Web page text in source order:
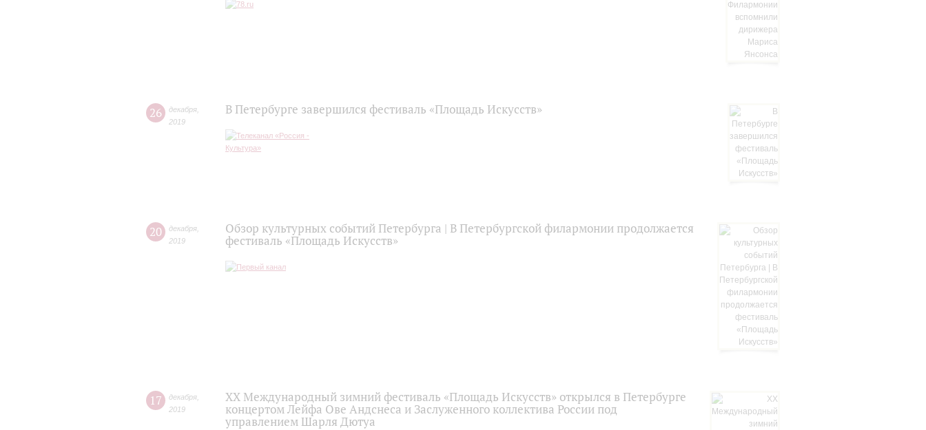
26 декабря
2019
В Петербурге завершился фестиваль «Площадь Искусств»
20 декабря
2019
Обзор культурных событий Петербурга | В Петербургской филармонии продолжается
фестиваль «Площадь Искусств»
17 декабря
2019
XX Международный зимний фестиваль «Площадь Искусств» открылся в Петербурге
концертом Лейфа Ове Андснеса и Заслуженного коллектива России под
управлением Шарля Дютуа